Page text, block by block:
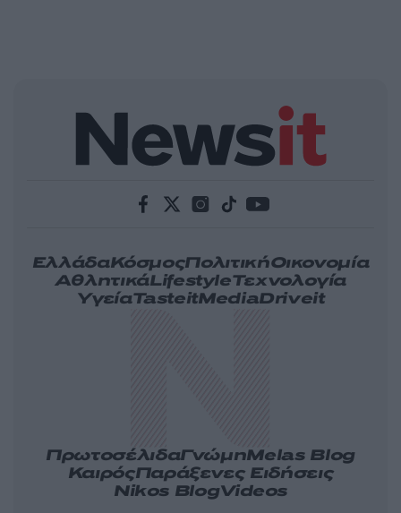
ΕλλάδαΚόσμοςΠολιτικήΟικονομία
ΑθλητικάLifestyleΤεχνολογία
ΥγείαTasteitMediaDriveit
ΠρωτοσέλιδαΓνώμηMelas Blog
ΚαιρόςΠαράξενες Ειδήσεις
Nikos BlogVideos